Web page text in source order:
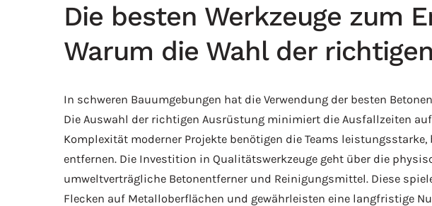
Die besten Werkzeuge zum
Warum die Wahl der
In schweren Bauumgebungen hat die Verwendung der besten
Die Auswahl der richtigen Ausrüstung minimiert die Ausfallzeiten
Komplexität moderner Projekte benötigen die Teams
entfernen. Die Investition in Qualitätswerkzeuge geht über die
umweltverträgliche Betonentferner und Reinigungsmittel. Diese
Flecken auf Metalloberflächen und gewährleisten eine langfristige